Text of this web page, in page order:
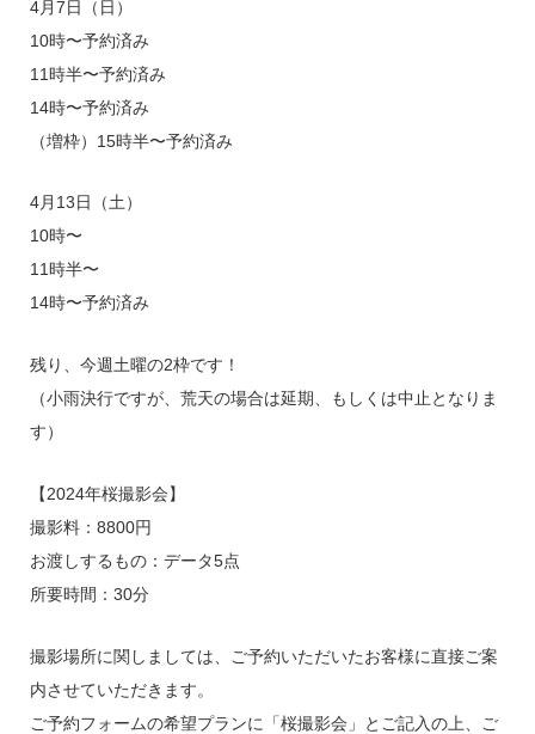
4月7日（日）
10時〜予約済み
11時半〜予約済み
14時〜予約済み
（増枠）15時半〜予約済み
4月13日（土）
10時〜
11時半〜
14時〜予約済み
残り、今週土曜の2枠です！
（小雨決行ですが、荒天の場合は延期、もしくは中止となりま
す）
【2024年桜撮影会】
撮影料：8800円
お渡しするもの：データ5点
所要時間：30分
撮影場所に関しましては、ご予約いただいたお客様に直接ご案
内させていただきます。
ご予約フォームの希望プランに「桜撮影会」とご記入の上、ご